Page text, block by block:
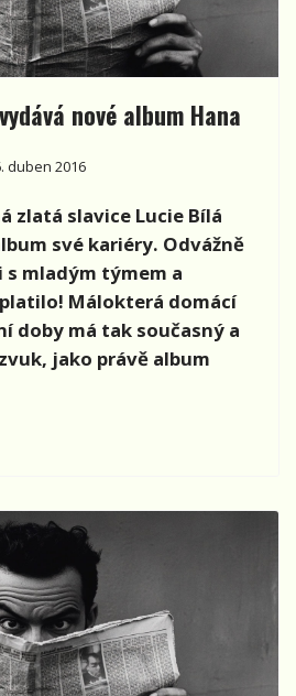
nové album Hana
duben 2016
zlatá slavice Lucie Bílá
své kariéry. Odvážně
mladým týmem a
Málokterá domácí
doby má tak současný a
jako právě album